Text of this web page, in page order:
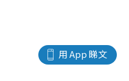
用 App 睇文